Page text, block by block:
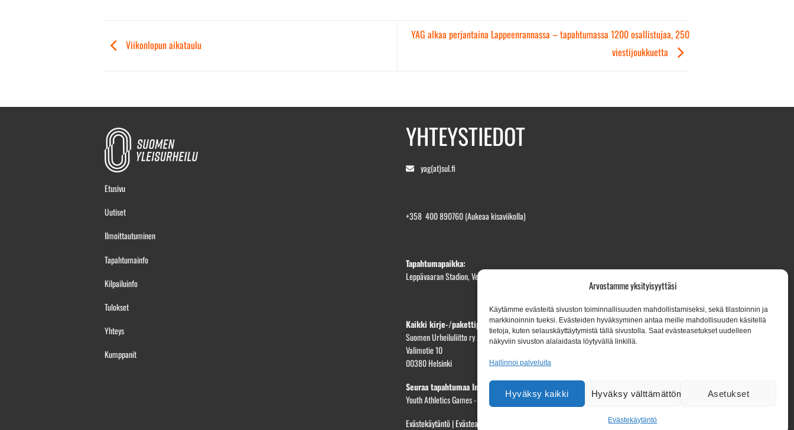
Arvostamme yksityisyyttäsi
Käytämme evästeitä sivuston toiminnallisuuden mahdollistamiseksi, sekä tilastoinnin ja
markkinoinnin tueksi. Evästeiden hyväksyminen antaa meille mahdollisuuden käsitellä
tietoja, kuten selauskäyttäytymistä tällä sivustolla. Saat evästeasetukset uudelleen
näkyviin sivuston alalaidasta löytyvällä linkillä.
Hallinnoi palveluita
Hyväksy kaikki Hyväksy välttämättömät Asetukset
Evästekäytäntö
Viikonlopun aikataulu
YAG alkaa perjantaina Lappeenrannassa – tapahtumassa 1200 osallistujaa, 250
viestijoukkuetta
Etusivu
Uutiset
Ilmoittautuminen
Tapahtumainfo
Kilpailuinfo
Tulokset
Yhteys
Kumppanit
YHTEYSTIEDOT
yag(at)sul.fi
+358 400 890760(Aukeaa kisaviikolla)
Tapahtumapaikka:
Leppävaaran Stadion, Veräjäpellonkatu 17, 02650 Espoo
Kaikki kirje-/pakettiposti osoitteeseen:
Suomen Urheiluliitto ry / YAG2026
Valimotie 10
00380 Helsinki
Seuraa tapahtumaa Instagramissa
Youth Athletics Games - IG
Evästekäytäntö|Evästeasetukset